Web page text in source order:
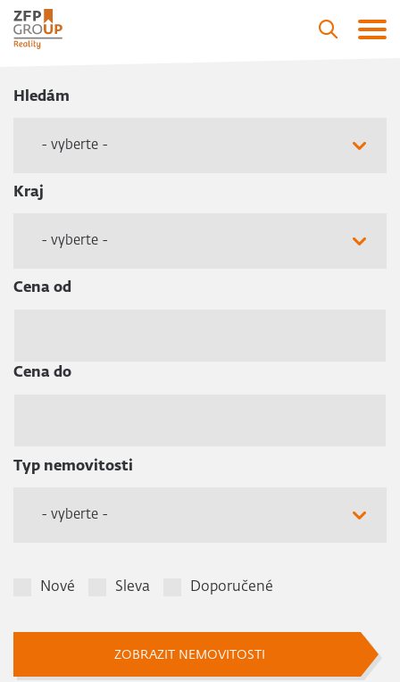
Hledám
- vyberte -
Kraj
- vyberte -
Cena od
Cena do
Typ nemovitosti
- vyberte -
Nové Sleva Doporučené
ZOBRAZIT NEMOVITOSTI